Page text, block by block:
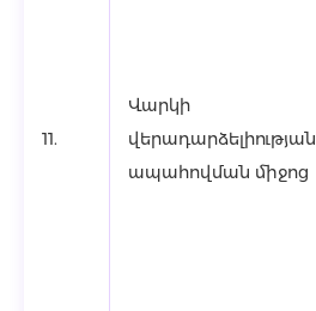
11.
Վարկի
վերադարձելիության
ապահովման միջոց